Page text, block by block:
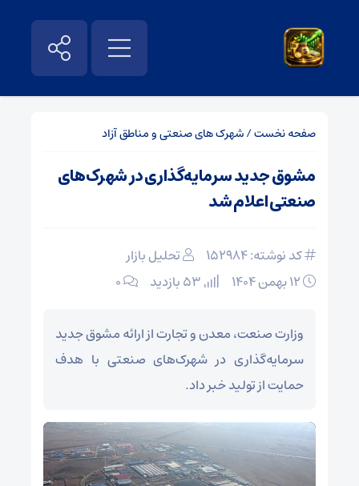
صفحه نخست/شهرک های صنعتی و مناطق آزاد
مشوق جدید سرمایه‌گذاری در شهرک‌های
صنعتی اعلام شد
کد نوشته: 152984
تحلیل بازار
۰
وزارت صنعت، معدن و تجارت از ارائه مشوق جدید
سرمایه‌گذاری در شهرک‌های صنعتی با هدف
حمایت از تولید خبر داد.